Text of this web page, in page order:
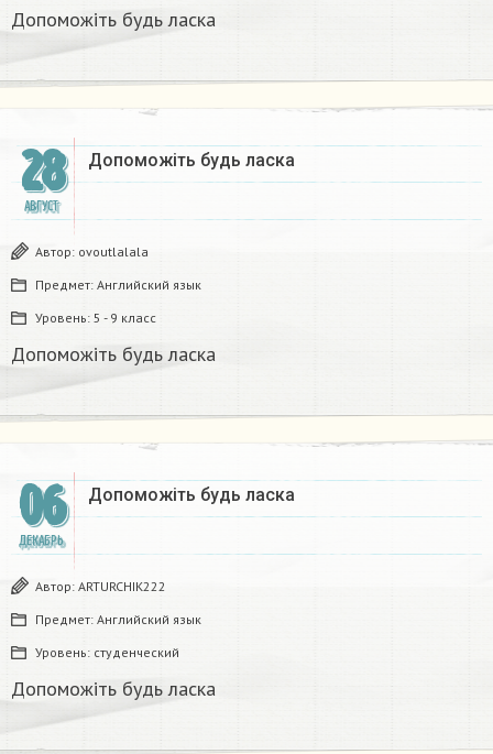
Допоможіть будь ласка​
28
АВГУСТ
Допоможіть будь ласка​
Автор: ovoutlalala
Предмет: Английский язык
Уровень: 5 - 9 класс
Допоможіть будь ласка​
06
ДЕКАБРЬ
Допоможіть будь ласка ​
Автор: ARTURCHIK222
Предмет: Английский язык
Уровень: студенческий
Допоможіть будь ласка ​